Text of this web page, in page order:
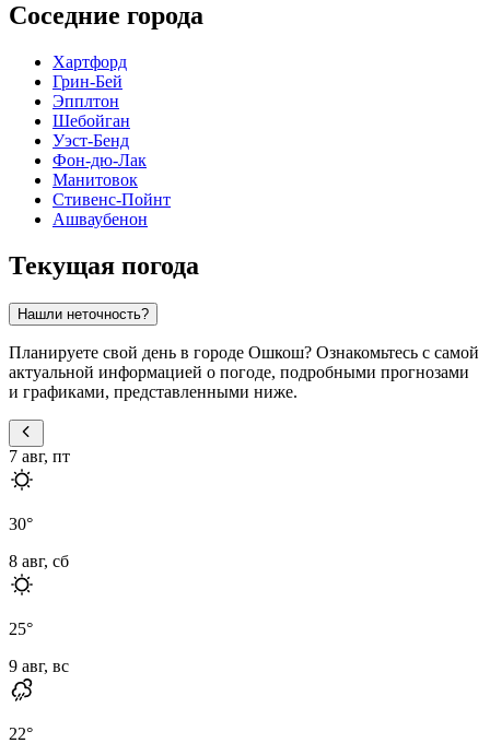
Соседние города
Хартфорд
Грин-Бей
Эпплтон
Шебойган
Уэст-Бенд
Фон-дю-Лак
Манитовок
Стивенс-Пойнт
Ашваубенон
Текущая погода
Нашли неточность?
Планируете свой день в городе Ошкош? Ознакомьтесь с самой
актуальной информацией о погоде, подробными прогнозами
и графиками, представленными ниже.
7 авг, пт
30°
8 авг, сб
25°
9 авг, вс
22°